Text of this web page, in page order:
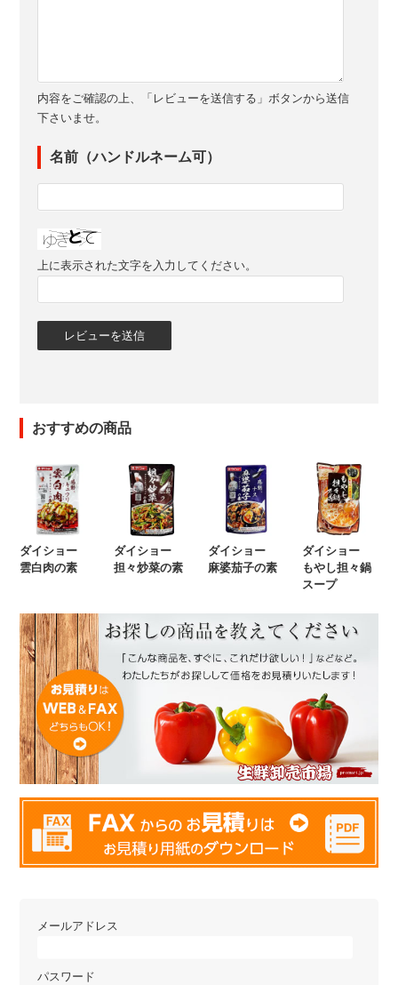
内容をご確認の上、「レビューを送信する」ボタンから送信
下さいませ。
名前（ハンドルネーム可）
上に表示された文字を入力してください。
おすすめの商品
ダイショー
雲白肉の素
ダイショー
担々炒菜の素
ダイショー
麻婆茄子の素
ダイショー
もやし担々鍋
スープ
メールアドレス
パスワード